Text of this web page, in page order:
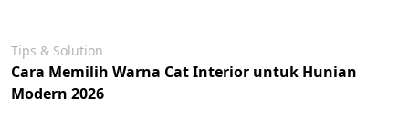
Tips & Solution
Cara Memilih Warna Cat Interior untuk Hunian
Modern 2026